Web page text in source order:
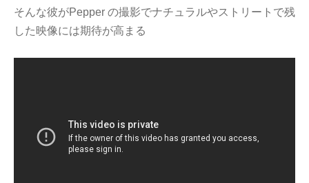
そんな彼がPepper の撮影でナチュラルやストリートで残
した映像には期待が高まる